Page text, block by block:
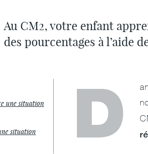
Au CM2, votre enfant
des pourcentages à l’aide
une situation
situation
D